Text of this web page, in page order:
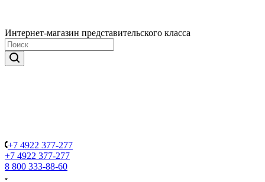
Интернет-магазин представительского класса
+7 4922 377-277
+7 4922 377-277
8 800 333-88-60